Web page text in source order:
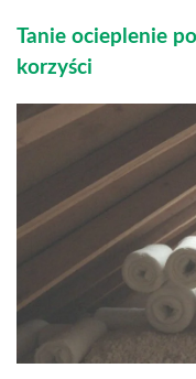
Tanie ocieplenie
korzyści